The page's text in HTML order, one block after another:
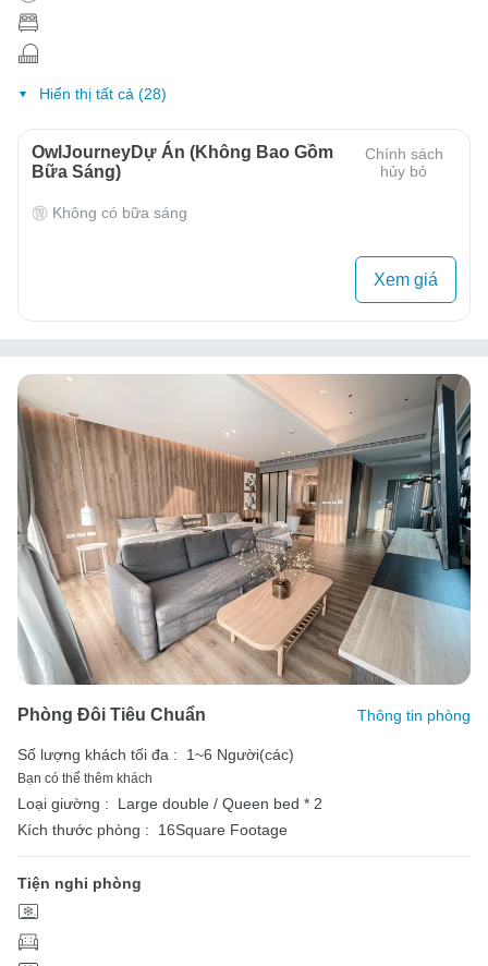
Hiển thị tất cả (28)
OwlJourneyDự Án (Không Bao Gồm
Bữa Sáng)
Chính sách
hủy bỏ
Không có bữa sáng
Xem giá
Phòng Đôi Tiêu Chuẩn Thông tin phòng
Số lượng khách tối đa : 1~6 Người(các)
Bạn có thể thêm khách
Loại giường :
Large double / Queen bed * 2
Kích thước phòng :
16Square Footage
Tiện nghi phòng